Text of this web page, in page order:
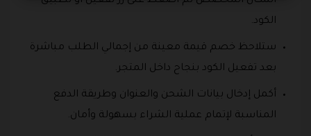
الكود.
ستلاحظ خصم قيمة معينة من إجمالي الطلب مباشرة
بعد تفعيل الكود بنجاح داخل المتجر.
أكمل إدخال بيانات الشحن والعنوان وطريقة الدفع
المناسبة لإتمام عملية الشراء بسهولة وأمان.